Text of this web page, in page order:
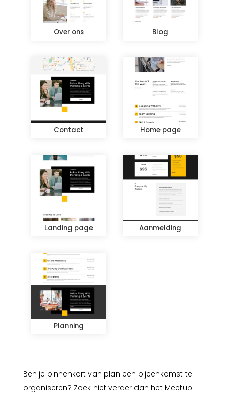
Ben je binnenkort van plan een bijeenkomst te
organiseren? Zoek niet verder dan het Meetup
Over ons Blog
Contact Home page
Landing page Aanmelding
Planning